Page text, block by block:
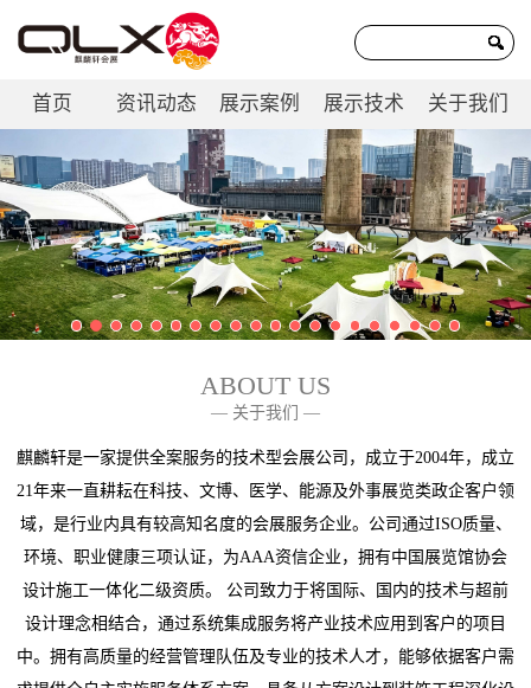
首页 资讯动态 展示案例 展示技术 关于我们
联系我们
ABOUT US
— 关于我们 —
麒麟轩是一家提供全案服务的技术型会展公司，成立于2004年，成立
21年来一直耕耘在科技、文博、医学、能源及外事展览类政企客户领
域，是行业内具有较高知名度的会展服务企业。公司通过ISO质量、
环境、职业健康三项认证，为AAA资信企业，拥有中国展览馆协会
设计施工一体化二级资质。 公司致力于将国际、国内的技术与超前
设计理念相结合，通过系统集成服务将产业技术应用到客户的项目
中。拥有高质量的经营管理队伍及专业的技术人才，能够依据客户需